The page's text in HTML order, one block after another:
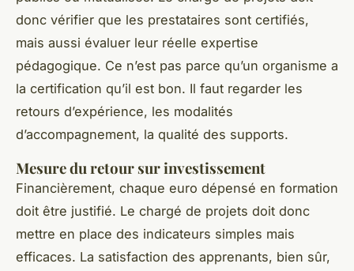
donc vérifier que les prestataires sont certifiés,
mais aussi évaluer leur réelle expertise
pédagogique. Ce n’est pas parce qu’un organisme a
la certification qu’il est bon. Il faut regarder les
retours d’expérience, les modalités
d’accompagnement, la qualité des supports.
Mesure du retour sur investissement
Financièrement, chaque euro dépensé en formation
doit être justifié. Le chargé de projets doit donc
mettre en place des indicateurs simples mais
efficaces. La satisfaction des apprenants, bien sûr,